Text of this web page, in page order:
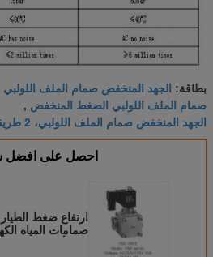
بطاقة: الجهد المنخفض صمام الملف اللولبي
صمام الملف اللولبي الضغط المنخفض ,
الجهد المنخفض صمام الملف اللولبي، 2 طريقة صمام الملف اللولبي
احصل على افضل
ارتفاع ضغط
صمامات المياه